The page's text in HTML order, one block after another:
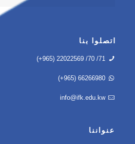
اتصلوا بنا
(+965) 22022569 /70 /71
(+965) 66266980
info@ifk.edu.kw
عنواننا